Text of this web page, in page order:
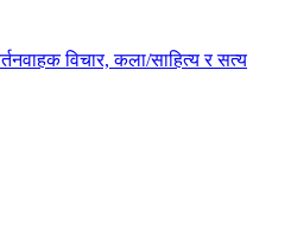
विचार, कला/साहित्य र सत्य